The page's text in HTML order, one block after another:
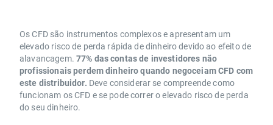
Os CFD são instrumentos complexos e apresentam um
elevado risco de perda rápida de dinheiro devido ao efeito de
alavancagem. 77% das contas de investidores não
profissionais perdem dinheiro quando negoceiam CFD com
este distribuidor. Deve considerar se compreende como
funcionam os CFD e se pode correr o elevado risco de perda
do seu dinheiro.